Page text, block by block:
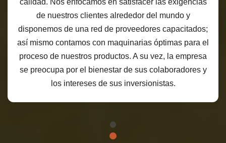
de nuestros clientes alrededor del mundo y
disponemos de una red de proveedores capacitados;
así mismo contamos con maquinarias óptimas para el
proceso de nuestros productos. A su vez, la empresa
se preocupa por el bienestar de sus colaboradores y
los intereses de sus inversionistas.